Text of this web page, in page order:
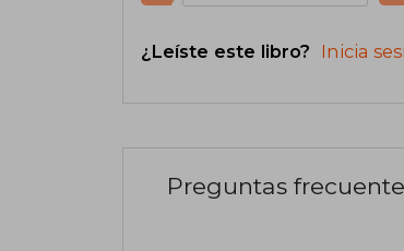
¿Leíste este libro? Inicia
Preguntas